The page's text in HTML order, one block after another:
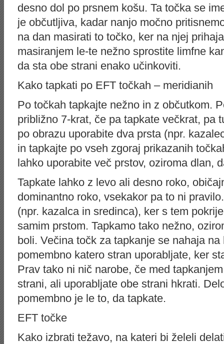
desno dol po prsnem košu. Ta točka se
je občutljiva, kadar nanjo močno
na dan masirati to točko, ker na njej
masiranjem le-te nežno sprostite limfne
da sta obe strani enako učinkoviti.
Kako tapkati po EFT točkah – meridianih
Po točkah tapkajte nežno in z občutkom.
približno 7-krat, če pa tapkate večkrat, pa
po obrazu uporabite dva prsta (npr.
in tapkajte po vseh zgoraj prikazanih
lahko uporabite več prstov, oziroma dlan,
Tapkate lahko z levo ali desno roko,
dominantno roko, vsekakor pa to ni
(npr. kazalca in sredinca), ker s tem
samim prstom. Tapkamo tako nežno,
boli. Večina točk za tapkanje se nahaja
pomembno katero stran uporabljate, ker
Prav tako ni nič narobe, če med
strani, ali uporabljate obe strani hkrati.
pomembno je le to, da tapkate.
EFT točke
Kako izbrati težavo, na kateri bi želeli